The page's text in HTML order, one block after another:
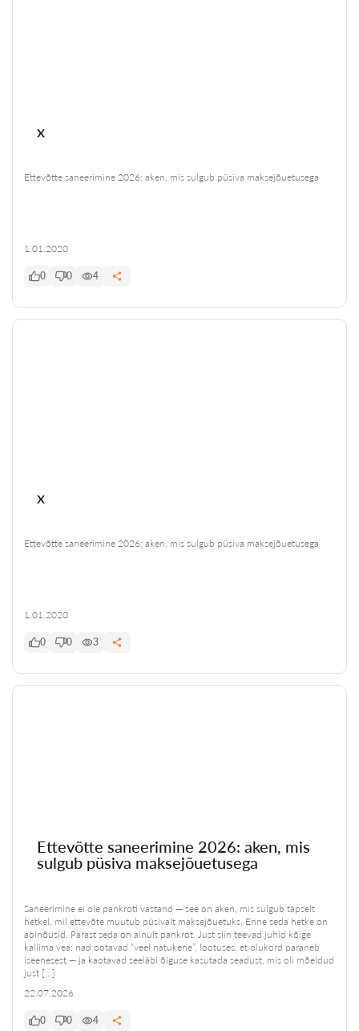
x
Ettevõtte saneerimine 2026: aken, mis sulgub püsiva maksejõuetusega
1.01.2020
0 0 4
x
Ettevõtte saneerimine 2026: aken, mis sulgub püsiva maksejõuetusega
1.01.2020
0 0 3
Ettevõtte saneerimine 2026: aken, mis
sulgub püsiva maksejõuetusega
Saneerimine ei ole pankroti vastand — see on aken, mis sulgub täpselt
hetkel, mil ettevõte muutub püsivalt maksejõuetuks. Enne seda hetke on
abinõusid. Pärast seda on ainult pankrot. Just siin teevad juhid kõige
kallima vea: nad ootavad “veel natukene”, lootuses, et olukord paraneb
iseenesest — ja kaotavad seeläbi õiguse kasutada seadust, mis oli mõeldud
just […]
22.07.2026
0 0 4